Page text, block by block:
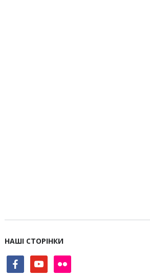
НАШІ СТОРІНКИ
facebookyoutube flickr